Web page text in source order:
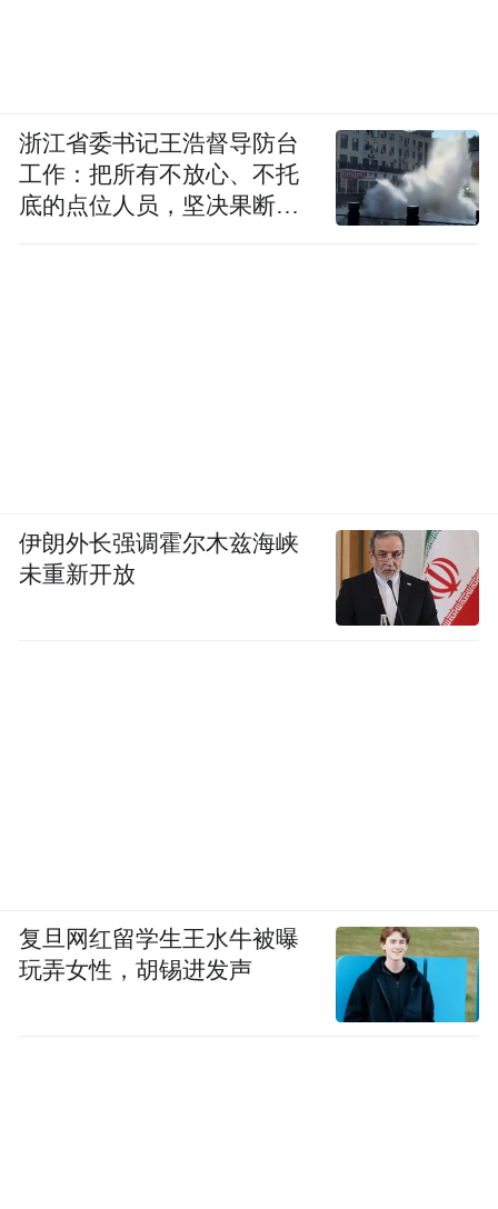
浙江省委书记王浩督导防台
工作：把所有不放心、不托
底的点位人员，坚决果断转
伊朗外长强调霍尔木兹海峡
未重新开放
复旦网红留学生王水牛被曝
玩弄女性，胡锡进发声